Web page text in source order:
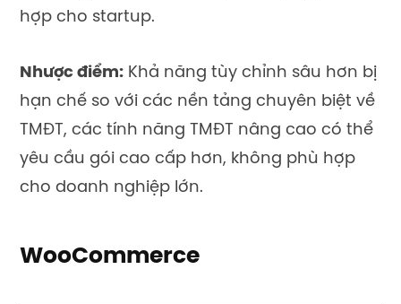
hợp cho startup.
Nhược điểm: Khả năng tùy chỉnh sâu hơn bị
hạn chế so với các nền tảng chuyên biệt về
TMĐT, các tính năng TMĐT nâng cao có thể
yêu cầu gói cao cấp hơn, không phù hợp
cho doanh nghiệp lớn.
WooCommerce